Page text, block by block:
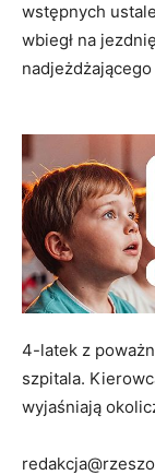
wstępnych
wbiegł na
4-latek z
szpitala.
wyjaśniają